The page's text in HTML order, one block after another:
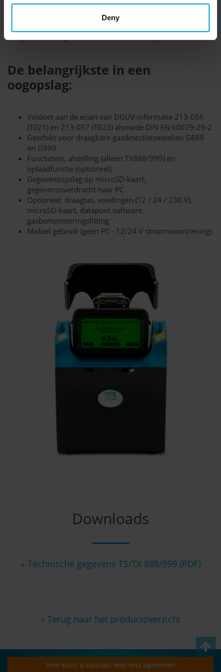
Deny
teststations hebben elk een ingang en een uitgang voor de
toevoer en afvoer van testgas. De documentatie wordt
De belangrijkste in een
oogopslag:
Voldoet aan de eisen van DGUV-informatie 213-056
(T021) en 213-057 (T023) alsmede DIN EN 60079-29-2
Geschikt voor draagbare gasdetectietoestellen G888
en G999
Functietest, afstelling (alleen TX888/999) en
oplaadfunctie (optioneel)
Gegevensopslag op microSD-kaart,
gegevensoverdracht naar PC
Optioneel: draagtas, voedingen (12 / 24 / 230 V),
microSD-kaart, datapunt software,
gasbemonsteringsfitting
Mobiel gebruik (geen PC - 12/24 V stroomvoorziening)
Downloads
» Technische gegevens TS/TX 888/999 (PDF)
» Terug naar het productoverzicht
Hoe kunt u contact met ons opnemen